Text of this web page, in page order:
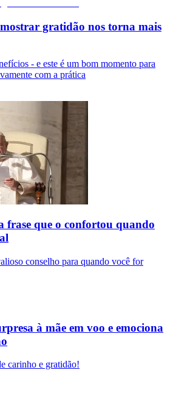
gratidão nos torna mais
- e este é um bom momento para
com a prática
frase que o confortou quando
conselho para quando você for
à mãe em voo e emociona
carinho e gratidão!